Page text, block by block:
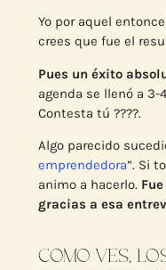
Yo por aquel
crees que fue el
Pues un éxito
agenda se llenó a
Contesta tú ????.
Algo parecido
emprendedora”. Si
animo a hacerlo.
gracias a esa
COMO VES,